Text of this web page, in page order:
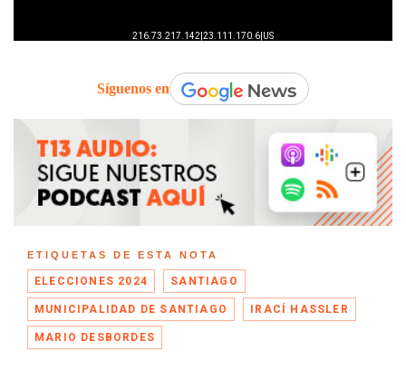
Síguenos en
ETIQUETAS DE ESTA NOTA
ELECCIONES 2024 SANTIAGO
MUNICIPALIDAD DE SANTIAGO IRACÍ HASSLER
MARIO DESBORDES